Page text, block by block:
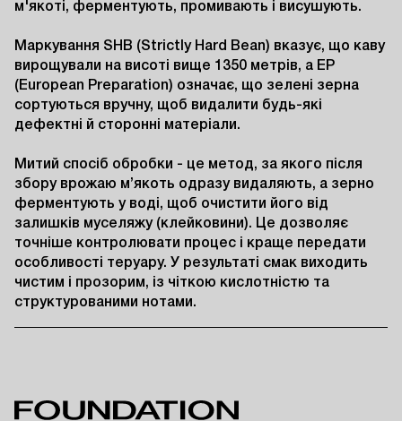
м'якоті, ферментують, промивають і висушують.
Маркування SHB (Strictly Hard Bean) вказує, що каву
вирощували на висоті вище 1350 метрів, а EP
(European Preparation) означає, що зелені зерна
сортуються вручну, щоб видалити будь-які
дефектні й сторонні матеріали.
Митий спосіб обробки - це метод, за якого після
збору врожаю м’якоть одразу видаляють, а зерно
ферментують у воді, щоб очистити його від
залишків муселяжу (клейковини). Це дозволяє
точніше контролювати процес і краще передати
особливості теруару. У результаті смак виходить
чистим і прозорим, із чіткою кислотністю та
структурованими нотами.